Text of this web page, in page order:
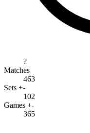
?
Matches
463
Sets +-
102
Games +-
365